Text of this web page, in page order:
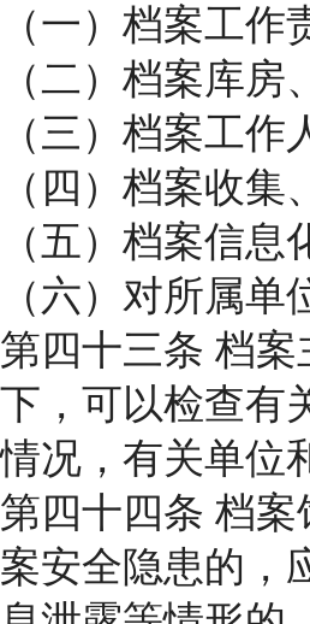
（一）档案工
（二）档案库
（三）档案工
（四）档案收
（五）档案信
（六）对所属
第四十三条 档
下，可以检查有
情况，有关单位
第四十四条 档
案安全隐患的，